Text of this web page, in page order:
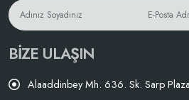
BIZE ULAŞIN
Alaaddinbey Mh. 636. Sk. Sarp